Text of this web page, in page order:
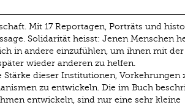
Mit 17 Reportagen, Porträts und
Solidarität heisst: Jenen Menschen
in andere einzufühlen, um ihnen mit der
wieder anderen zu helfen.
dieser Institutionen, Vorkehrungen
zu entwickeln. Die im Buch
entwickeln, sind nur eine sehr kleine